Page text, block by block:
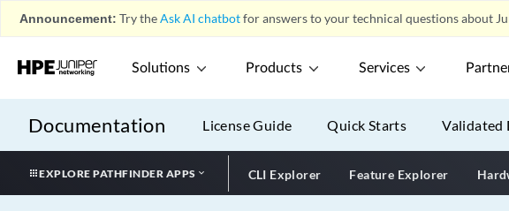
Announcement: Try theAsk AI chatbotfor answers to your technical questions about
Solutions Products Services
Documentation License Guide Quick Starts Validated
EXPLORE PATHFINDER APPS CLI Explorer Feature Explorer